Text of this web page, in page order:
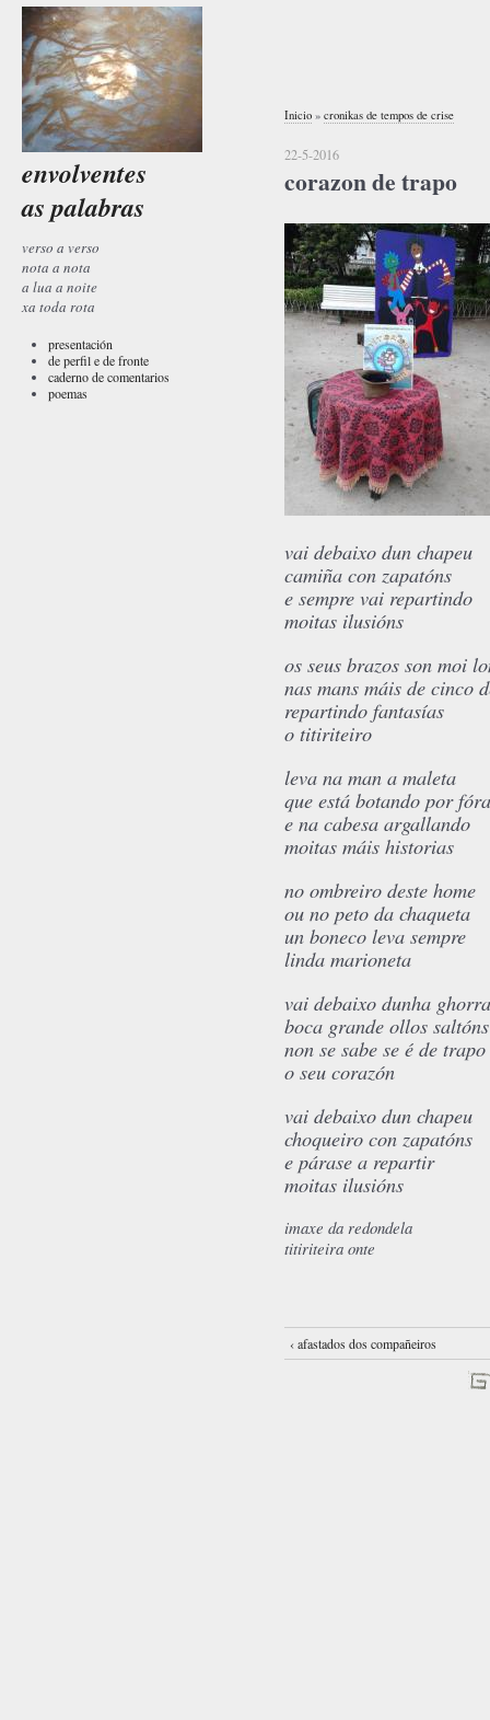
envolventes
as palabras
verso a verso
nota a nota
a lua a noite
xa toda rota
presentación
de perfil e de fronte
caderno de comentarios
poemas
Inicio » cronikas de tempos de crise
22-5-2016
corazon de trapo
vai debaixo dun chapeu
camiña con zapatóns
e sempre vai repartindo
moitas ilusións
os seus brazos son moi
nas mans máis de cinco
repartindo fantasías
o titiriteiro
leva na man a maleta
que está botando por fóra
e na cabesa argallando
moitas máis historias
no ombreiro deste home
ou no peto da chaqueta
un boneco leva sempre
linda marioneta
vai debaixo dunha ghorra
boca grande ollos saltóns
non se sabe se é de trapo
o seu corazón
vai debaixo dun chapeu
choqueiro con zapatóns
e párase a repartir
moitas ilusións
imaxe da redondela
titiriteira onte
‹ afastados dos compañeiros